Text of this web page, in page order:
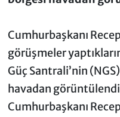
Cumhurbaşkanı
görüşmeler
Güç Santrali’nin
havadan
Cumhurbaşkanı